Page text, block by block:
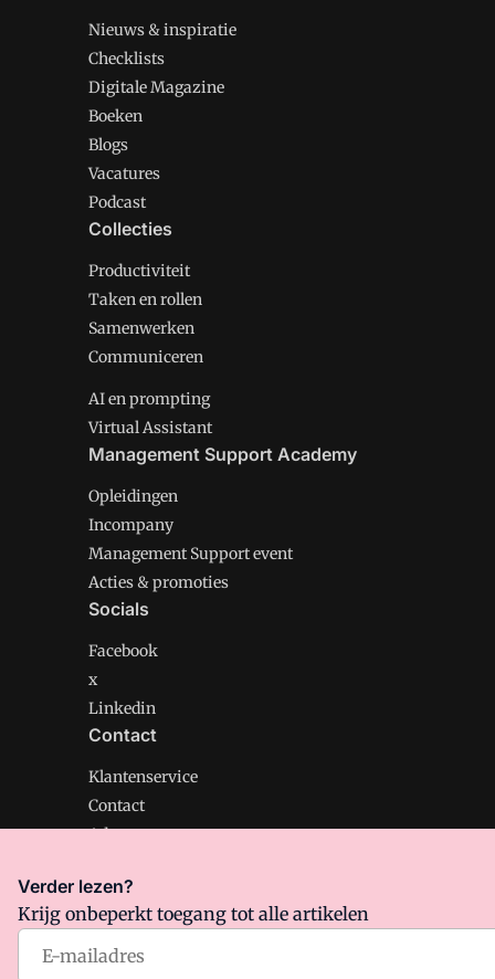
Nieuws & inspiratie
Checklists
Digitale Magazine
Boeken
Blogs
Vacatures
Podcast
Collecties
Productiviteit
Taken en rollen
Samenwerken
Communiceren
AI en prompting
Virtual Assistant
Management Support Academy
Opleidingen
Incompany
Management Support event
Acties & promoties
Socials
Facebook
x
Linkedin
Contact
Klantenservice
Contact
Adverteren
Management Support is onderdeel van VMN media.
Algemene Voorwaarden
Verder lezen?
Krijg onbeperkt toegang tot alle artikelen